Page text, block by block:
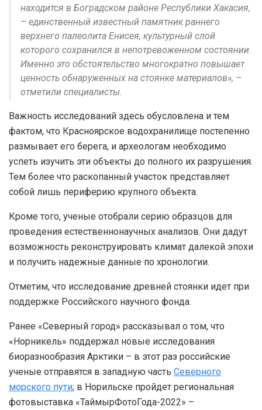
находится в Боградском районе Республики Хакасия,
– единственный известный памятник раннего
верхнего палеолита Енисея, культурный слой
которого сохранился в непотревоженном состоянии.
Именно это обстоятельство многократно повышает
ценность обнаруженных на стоянке материалов», –
отметили специалисты.
Важность исследований здесь обусловлена и тем
фактом, что Красноярское водохранилище постепенно
размывает его берега, и археологам необходимо
успеть изучить эти объекты до полного их разрушения.
Тем более что раскопанный участок представляет
собой лишь периферию крупного объекта.
Кроме того, ученые отобрали серию образцов для
проведения естественнонаучных анализов. Они дадут
возможность реконструировать климат далекой эпохи
и получить надежные данные по хронологии.
Отметим, что исследование древней стоянки идет при
поддержке Российского научного фонда.
Ранее «Северный город» рассказывал о том, что
«Норникель» поддержал новые исследования
биоразнообразия Арктики – в этот раз российские
ученые отправятся в западную часть Северного
морского пути; в Норильске пройдет региональная
фотовыставка «ТаймырФотоГода-2022» –